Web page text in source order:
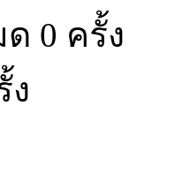
0 ครั้ง
ง